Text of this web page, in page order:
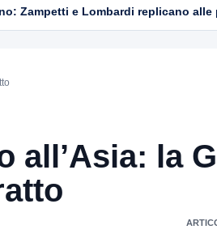
Zampetti e Lombardi replicano alle
all’Asia: la